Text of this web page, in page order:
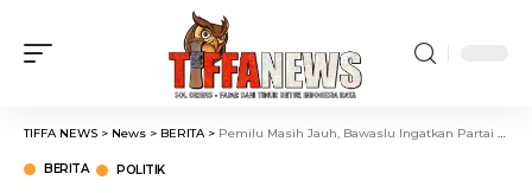
TIFFA NEWS > News > BERITA> Pemilu Masih Jauh, Bawaslu Ingatkan Partai Golkar Papua Selatan Tidak Tinggalkan TPS Usai Coblos
BERITA POLITIK